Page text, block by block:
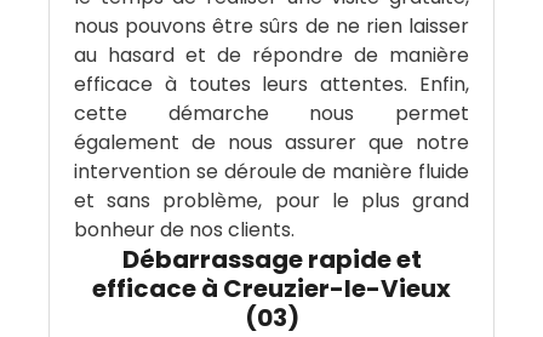
nous pouvons être sûrs de ne rien laisser
au hasard et de répondre de manière
efficace à toutes leurs attentes. Enfin,
cette démarche nous permet
également de nous assurer que notre
intervention se déroule de manière fluide
et sans problème, pour le plus grand
bonheur de nos clients.
Débarrassage rapide et
efficace à Creuzier-le-Vieux
(03)